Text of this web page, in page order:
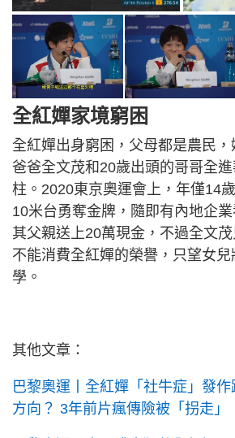
全紅嬋家境窮困
全紅嬋出身窮困，父母都是農民，
爸爸全文茂和20歲出頭的哥哥全
柱。2020東京奧運會上，年僅14
10米台勇奪金牌，隨即有內地企
其父親送上20萬現金，不過全文
不能消費全紅嬋的榮譽，只望女
學。
其他文章：
巴黎奧運丨全紅嬋「社牛症」發
方向？ 3年前片瘋傳險被「拐走」